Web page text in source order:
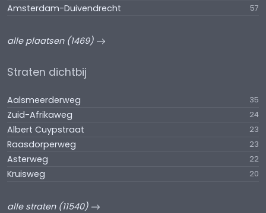
Amsterdam-Duivendrecht 57
alle plaatsen (1469)
Straten dichtbij
Aalsmeerderweg 35
Zuid-Afrikaweg 24
Albert Cuypstraat 23
Raasdorperweg 23
Asterweg 22
Kruisweg 20
alle straten (11540)